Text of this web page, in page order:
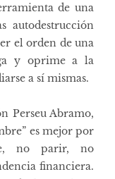
de una
autodestrucción
el orden de una
y oprime a la
a sí mismas.
Perseu Abramo,
es mejor por
no parir, no
financiera.